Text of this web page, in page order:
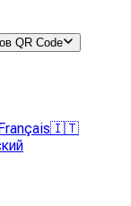
QR Code
🇮🇹